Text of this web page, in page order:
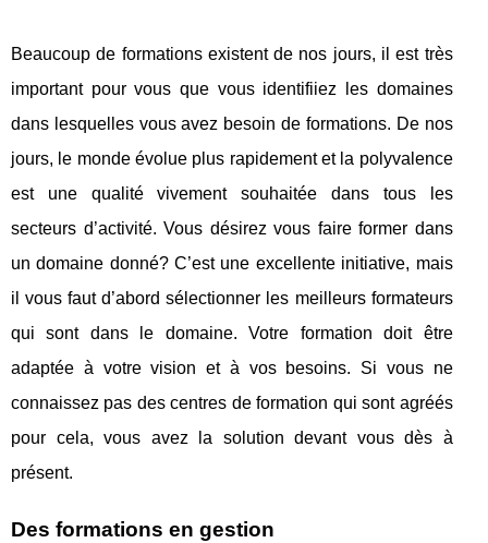
Beaucoup de formations existent de nos jours, il est très
important pour vous que vous identifiiez les domaines
dans lesquelles vous avez besoin de formations. De nos
jours, le monde évolue plus rapidement et la polyvalence
est une qualité vivement souhaitée dans tous les
secteurs d’activité. Vous désirez vous faire former dans
un domaine donné? C’est une excellente initiative, mais
il vous faut d’abord sélectionner les meilleurs formateurs
qui sont dans le domaine. Votre formation doit être
adaptée à votre vision et à vos besoins. Si vous ne
connaissez pas des centres de formation qui sont agréés
pour cela, vous avez la solution devant vous dès à
présent.
Des formations en gestion